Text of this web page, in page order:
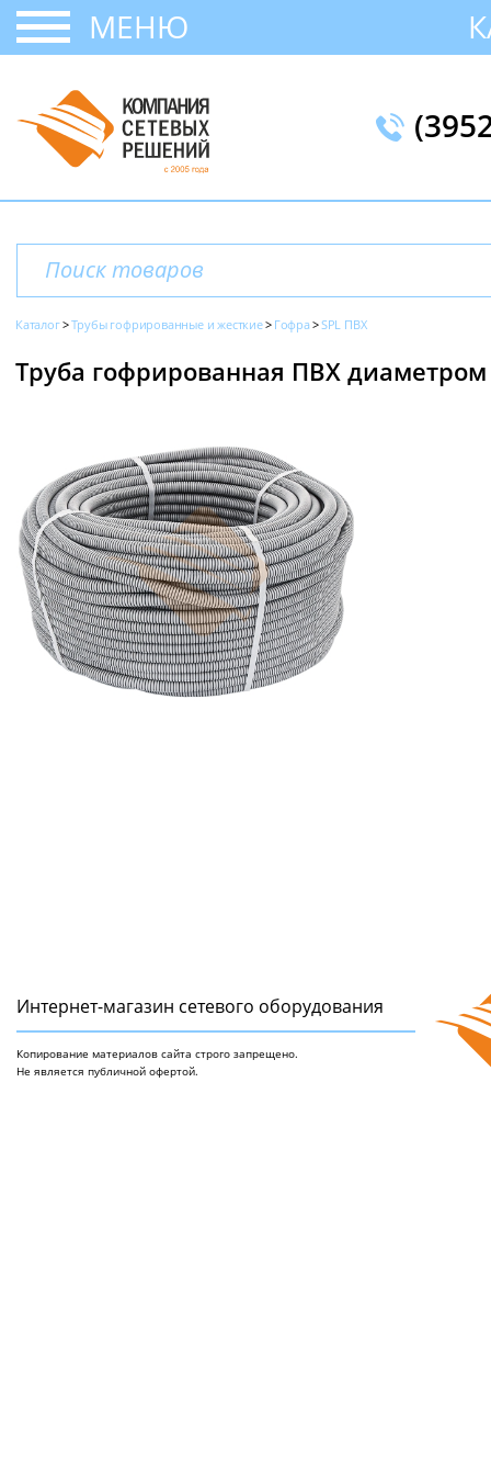
МЕНЮ
Каталог Трубы гофрированные и жесткие Гофра SPL ПВХ
Труба гофрированная ПВХ
Интернет-магазин сетeвого оборудования
Копирование материалов сайта строго запрещено.
Не является публичной офертой.